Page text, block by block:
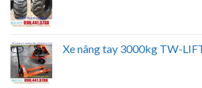
Xe nâng tay 3000kg TW-